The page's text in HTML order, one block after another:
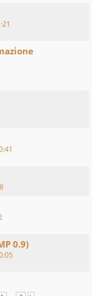
0.9)